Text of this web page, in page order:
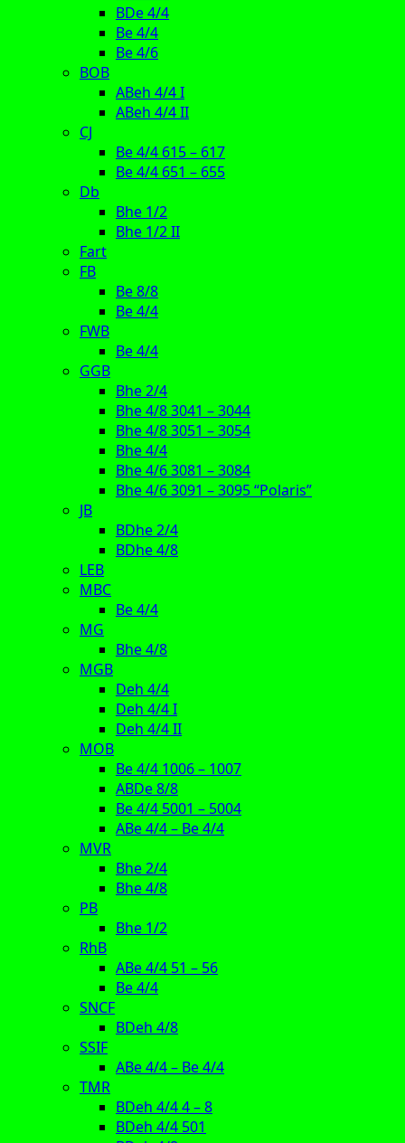
BDe 4/4
Be 4/4
Be 4/6
BOB
ABeh 4/4 I
ABeh 4/4 II
CJ
Be 4/4 615 – 617
Be 4/4 651 – 655
Db
Bhe 1/2
Bhe 1/2 II
Fart
FB
Be 8/8
Be 4/4
FWB
Be 4/4
GGB
Bhe 2/4
Bhe 4/8 3041 – 3044
Bhe 4/8 3051 – 3054
Bhe 4/4
Bhe 4/6 3081 – 3084
Bhe 4/6 3091 – 3095 “Polaris”
JB
BDhe 2/4
BDhe 4/8
LEB
MBC
Be 4/4
MG
Bhe 4/8
MGB
Deh 4/4
Deh 4/4 I
Deh 4/4 II
MOB
Be 4/4 1006 – 1007
ABDe 8/8
Be 4/4 5001 – 5004
ABe 4/4 – Be 4/4
MVR
Bhe 2/4
Bhe 4/8
PB
Bhe 1/2
RhB
ABe 4/4 51 – 56
Be 4/4
SNCF
BDeh 4/8
SSIF
ABe 4/4 – Be 4/4
TMR
BDeh 4/4 4 – 8
BDeh 4/4 501